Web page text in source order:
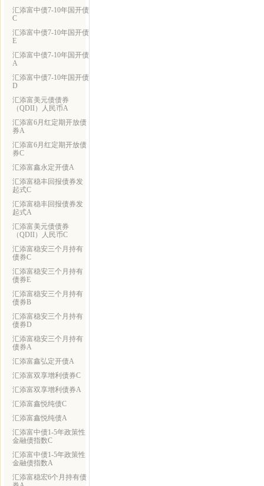
汇添富中债7-10年国开债
C
汇添富中债7-10年国开债
E
汇添富中债7-10年国开债
A
汇添富中债7-10年国开债
D
汇添富美元债债券
（QDII）人民币A
汇添富6月红定期开放债
券A
汇添富6月红定期开放债
券C
汇添富鑫永定开债A
汇添富稳丰回报债券发
起式C
汇添富稳丰回报债券发
起式A
汇添富美元债债券
（QDII）人民币C
汇添富稳安三个月持有
债券C
汇添富稳安三个月持有
债券E
汇添富稳安三个月持有
债券B
汇添富稳安三个月持有
债券D
汇添富稳安三个月持有
债券A
汇添富鑫弘定开债A
汇添富双享增利债券C
汇添富双享增利债券A
汇添富鑫悦纯债C
汇添富鑫悦纯债A
汇添富中债1-5年政策性
金融债指数C
汇添富中债1-5年政策性
金融债指数A
汇添富稳宏6个月持有债